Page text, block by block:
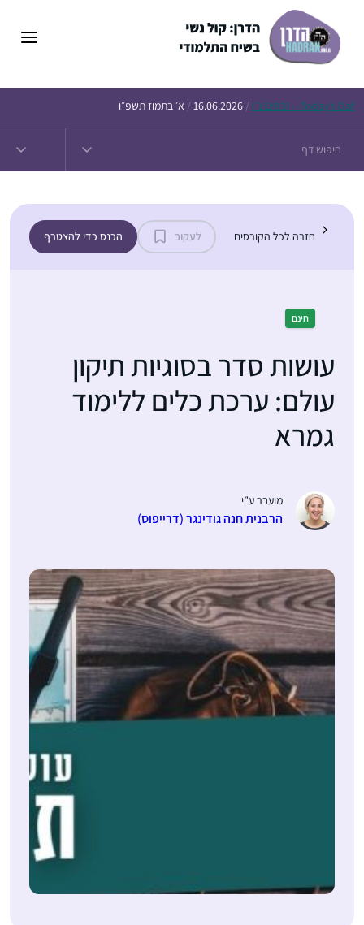
Today’s
/
16.06.2026
/א׳ בתמוז תשפ״ו
חזרה לכל הקורסים לעקוב הכנס כדי להצטרף
עושות סדר בסוגיות תיקון
עולם: ערכת כלים ללימוד
גמרא
מועבר ע”י
הרבנית חנה גודינגר (דרייפוס)